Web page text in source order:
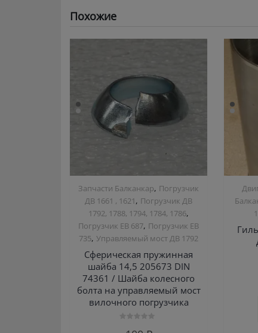
Похожие
Запчасти Балканкар, Погрузчик
ДВ 1661 , 1621, Погрузчик ДВ
1792, 1788, 1794, 1784, 1786,
Погрузчик ЕВ 687, Погрузчик ЕВ
735, Управляемый мост ДВ 1792
Сферическая пружинная
шайба 14,5 205673 DIN
74361 / Шайба колесного
болта на управляемый мост
вилочного погрузчика